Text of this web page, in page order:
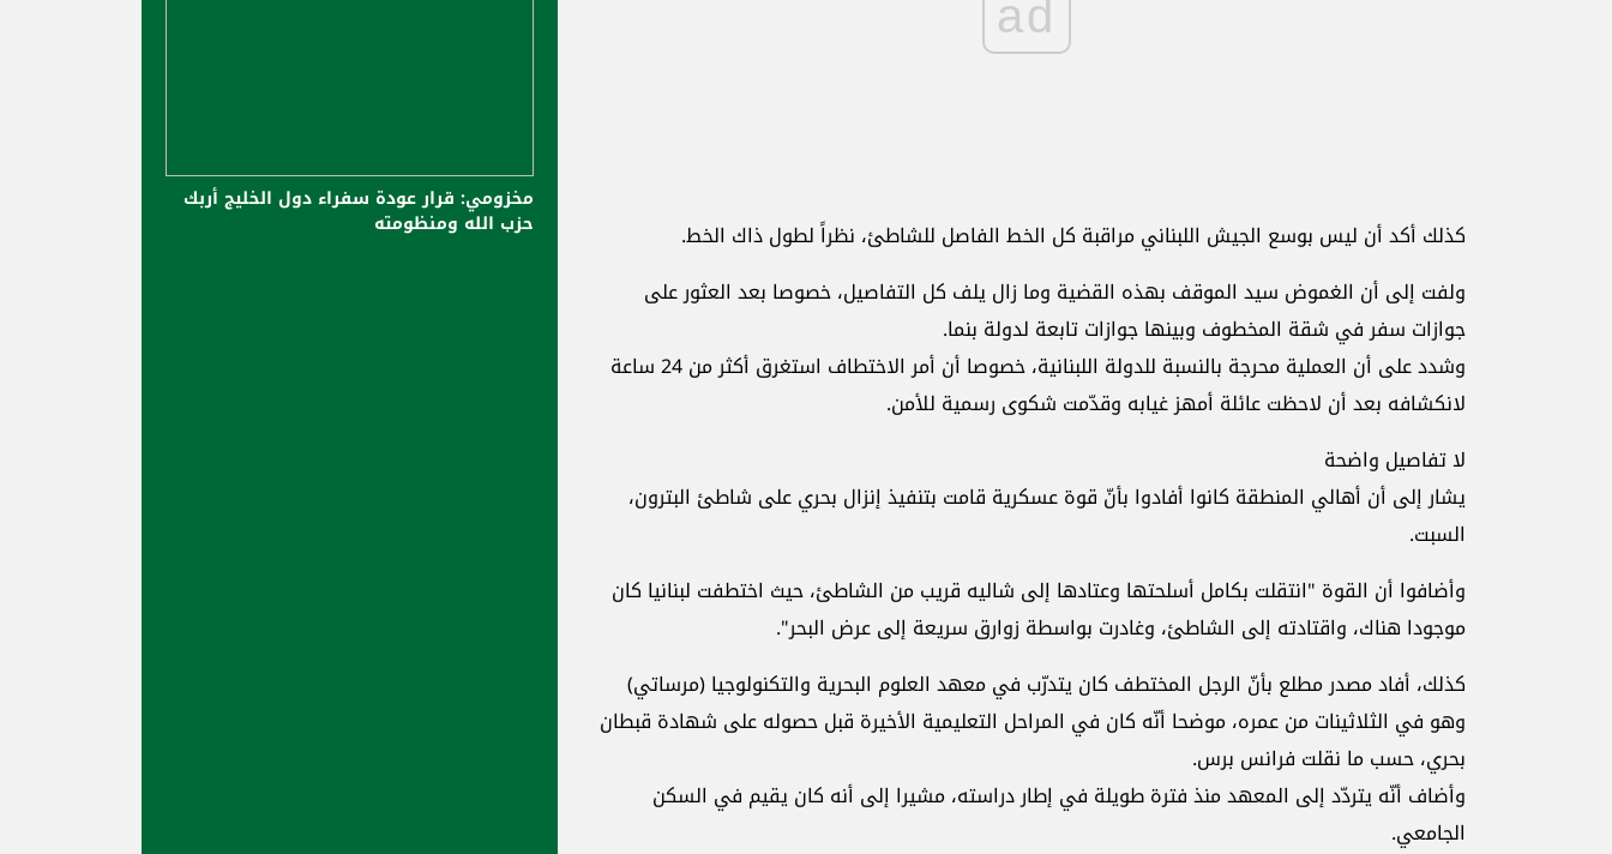
ad
كذلك أكد أن ليس بوسع الجيش اللبناني مراقبة كل الخط الفاصل للشاطئ، نظراً لطول ذاك الخط.
ولفت إلى أن الغموض سيد الموقف بهذه القضية وما زال يلف كل التفاصيل، خصوصا بعد العثور على
جوازات سفر في شقة المخطوف وبينها جوازات تابعة لدولة بنما.
وشدد على أن العملية محرجة بالنسبة للدولة اللبنانية، خصوصا أن أمر الاختطاف استغرق أكثر من 24 ساعة
لانكشافه بعد أن لاحظت عائلة أمهز غيابه وقدّمت شكوى رسمية للأمن.
لا تفاصيل واضحة
يشار إلى أن أهالي المنطقة كانوا أفادوا بأنّ قوة عسكرية قامت بتنفيذ إنزال بحري على شاطئ البترون،
السبت.
وأضافوا أن القوة "انتقلت بكامل أسلحتها وعتادها إلى شاليه قريب من الشاطئ، حيث اختطفت لبنانيا كان
موجودا هناك، واقتادته إلى الشاطئ، وغادرت بواسطة زوارق سريعة إلى عرض البحر".
كذلك، أفاد مصدر مطلع بأنّ الرجل المختطف كان يتدرّب في معهد العلوم البحرية والتكنولوجيا (مرساتي)
وهو في الثلاثينات من عمره، موضحا أنّه كان في المراحل التعليمية الأخيرة قبل حصوله على شهادة قبطان
بحري، حسب ما نقلت فرانس برس.
وأضاف أنّه يتردّد إلى المعهد منذ فترة طويلة في إطار دراسته، مشيرا إلى أنه كان يقيم في السكن
الجامعي.
مخزومي: قرار عودة سفراء دول الخليج أربك
حزب الله ومنظومته